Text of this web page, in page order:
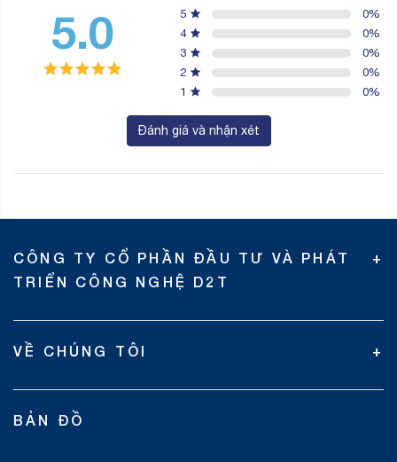
5.0 5 0%
4
0%
3
0%
2
0%
1
0%
Đánh giá và nhận xét
CÔNG TY CỔ PHẦN ĐẦU TƯ VÀ PHÁT
TRIỂN CÔNG NGHỆ D2T
VỀ CHÚNG TÔI
BẢN ĐỒ